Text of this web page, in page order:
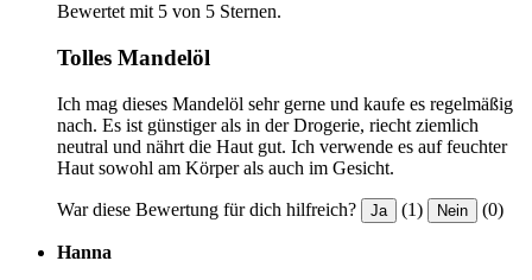
Bewertet mit 5 von 5 Sternen.
Tolles Mandelöl
Ich mag dieses Mandelöl sehr gerne und kaufe es regelmäßig
nach. Es ist günstiger als in der Drogerie, riecht ziemlich
neutral und nährt die Haut gut. Ich verwende es auf feuchter
Haut sowohl am Körper als auch im Gesicht.
War diese Bewertung für dich hilfreich? Ja (1) Nein (0)
Hanna